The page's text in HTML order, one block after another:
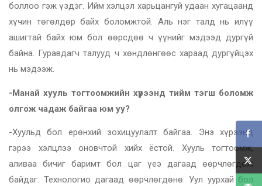
боллоо гэж үздэг. Ийм хэлцэл харьцангуй удаан хугацаанд
хүчин төгөлдөр байх боломжтой. Аль нэг талд нь илүү
ашигтай байх юм бол өөрсдөө ч үүнийг мэдээд дургүй
байна. Гуравдагч талууд ч хөндлөнгөөс хараад дургүйцэх
нь мэдээж.
-Манай хууль тогтоомжийн хүрээнд тийм тэгш боломж
олгож чадаж байгаа юм уу?
-Хуульд бол ерөнхий зохицуулалт байгаа. Энэ хүрээнд
гэрээ хэлцлээ оновчтой хийх ёстой. Хууль тогтоомж,
аливаа бичиг баримт бол цаг үеэ дагаад өөрчлөгдөж
байдаг. Технологио дагаад өөрчлөгдөнө. Уул уурхай бол